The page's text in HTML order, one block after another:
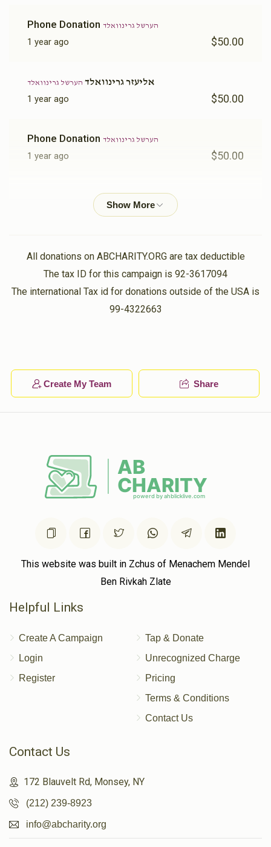
Phone Donation הערשל גרינוואלד
1 year ago $50.00
אליעזר גרינוואלד הערשל גרינוואלד
1 year ago $50.00
Phone Donation הערשל גרינוואלד
1 year ago $50.00
Yitzchok Gruber
גרינוואלד הערשל גרינוואלד
1 year ago $10.00
הערשל גרינוואלד
Phone Donationהערשל גרינוואלד
1 year ago $36.00
All donations on ABCHARITY.ORG are tax deductible
The tax ID for this campaign is 92-3617094
The international Tax id for donations outside of the USA is
99-4322663
Create My Team Share
This website was built in Zchus of Menachem Mendel
Ben Rivkah Zlate
Helpful Links
Create A Campaign
Login
Register
Tap & Donate
Unrecognized Charge
Pricing
Terms & Conditions
Contact Us
Contact Us
172 Blauvelt Rd, Monsey, NY
(212) 239-8923
info@abcharity.org